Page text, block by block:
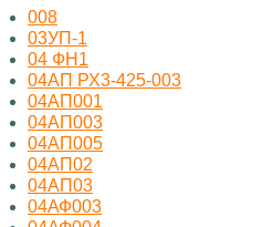
008
03УП-1
04 ФН1
04АП РХ3-425-003
04АП001
04АП003
04АП005
04АП02
04АП03
04АФ003